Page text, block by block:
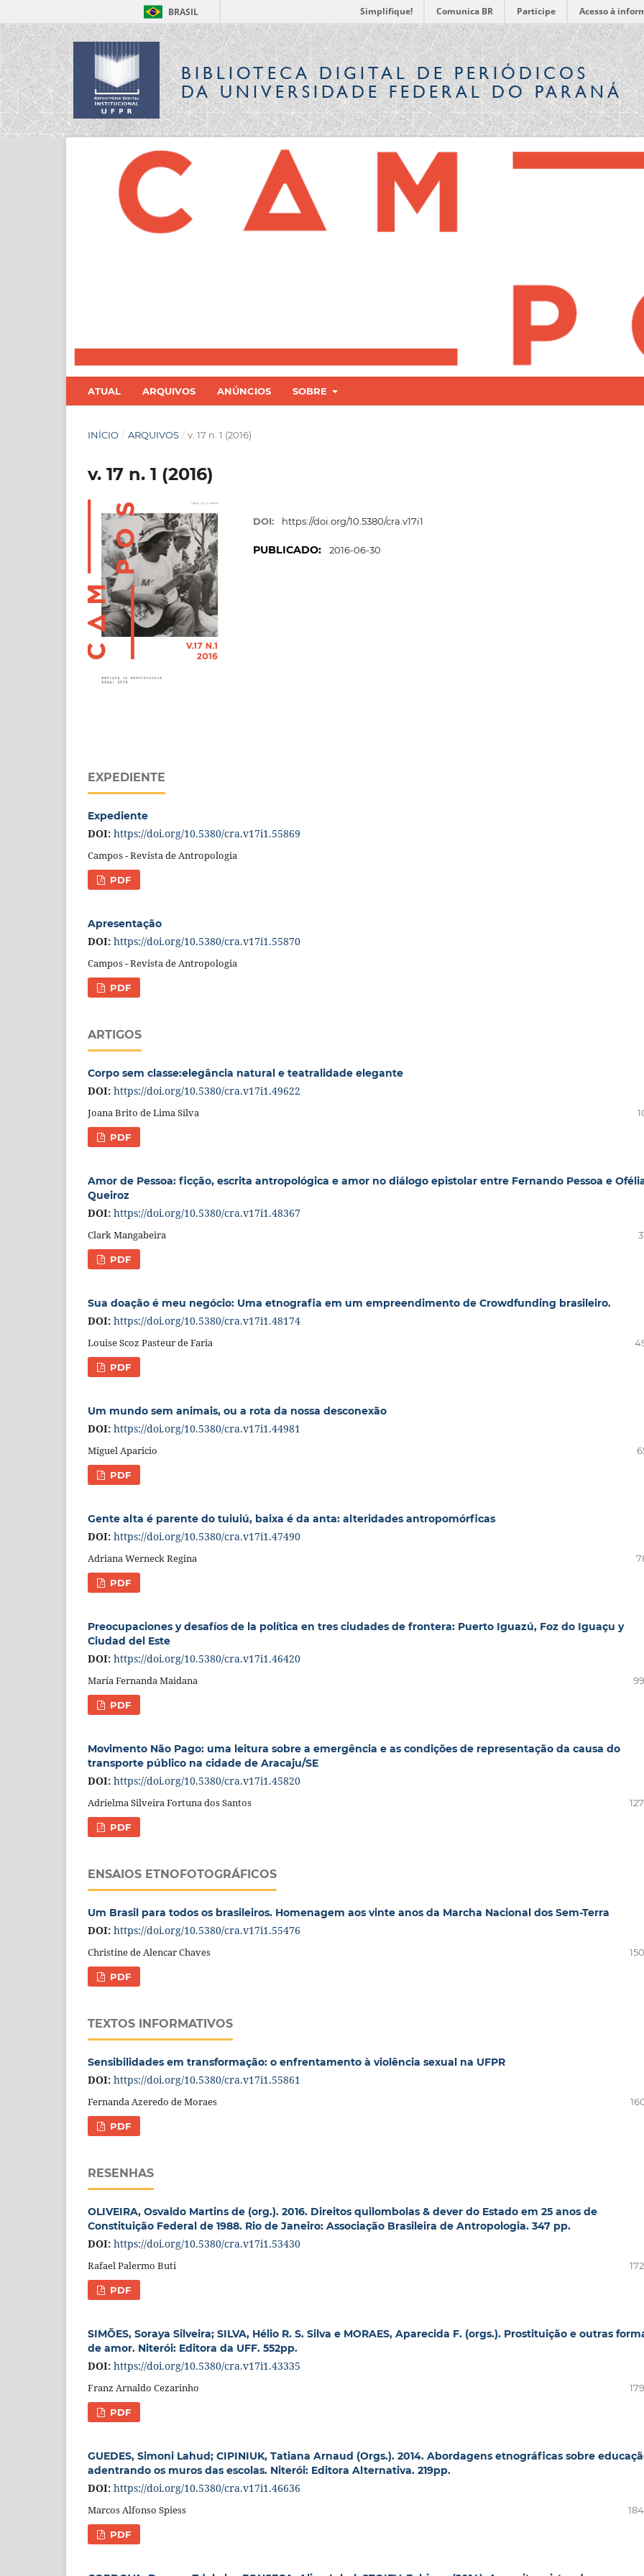
BRASIL Simplifique! Comunica BR Participe Acesso à
BIBLIOTECA DIGITALDE PERIÓDICOS
DA UNIVERSIDADE FEDERAL DO PARANÁ
ATUAL ARQUIVOS ANÚNCIOS SOBRE
INÍCIO / ARQUIVOS / v. 17 n. 1 (2016)
v. 17 n. 1 (2016)
DOI: https://doi.org/10.5380/cra.v17i1
PUBLICADO: 2016-06-30
EXPEDIENTE
Expediente
DOI: https://doi.org/10.5380/cra.v17i1.55869
Campos - Revista de Antropologia
PDF
Apresentação
DOI: https://doi.org/10.5380/cra.v17i1.55870
Campos - Revista de Antropologia
PDF
ARTIGOS
Corpo sem classe:elegância natural e teatralidade elegante
DOI: https://doi.org/10.5380/cra.v17i1.49622
Joana Brito de Lima Silva
PDF
Amor de Pessoa: ficção, escrita antropológica e amor no diálogo epistolar entre Fernando Pessoa e
Queiroz
DOI: https://doi.org/10.5380/cra.v17i1.48367
Clark Mangabeira
PDF
Sua doação é meu negócio: Uma etnografia em um empreendimento de Crowdfunding brasileiro.
DOI: https://doi.org/10.5380/cra.v17i1.48174
Louise Scoz Pasteur de Faria
PDF
Um mundo sem animais, ou a rota da nossa desconexão
DOI: https://doi.org/10.5380/cra.v17i1.44981
Miguel Aparicio
PDF
Gente alta é parente do tuiuiú, baixa é da anta: alteridades antropomórficas
DOI: https://doi.org/10.5380/cra.v17i1.47490
Adriana Werneck Regina
PDF
Preocupaciones y desafíos de la política en tres ciudades de frontera: Puerto Iguazú, Foz do Iguaçu y
Ciudad del Este
DOI: https://doi.org/10.5380/cra.v17i1.46420
María Fernanda Maidana
PDF
Movimento Não Pago: uma leitura sobre a emergência e as condições de representação da causa do
transporte público na cidade de Aracaju/SE
DOI: https://doi.org/10.5380/cra.v17i1.45820
Adrielma Silveira Fortuna dos Santos
PDF
ENSAIOS ETNOFOTOGRÁFICOS
Um Brasil para todos os brasileiros. Homenagem aos vinte anos da Marcha Nacional dos Sem-Terra
DOI: https://doi.org/10.5380/cra.v17i1.55476
Christine de Alencar Chaves
PDF
TEXTOS INFORMATIVOS
Sensibilidades em transformação: o enfrentamento à violência sexual na UFPR
DOI: https://doi.org/10.5380/cra.v17i1.55861
Fernanda Azeredo de Moraes
PDF
RESENHAS
OLIVEIRA, Osvaldo Martins de (org.). 2016. Direitos quilombolas & dever do Estado em 25 anos de
Constituição Federal de 1988. Rio de Janeiro: Associação Brasileira de Antropologia. 347 pp.
DOI: https://doi.org/10.5380/cra.v17i1.53430
Rafael Palermo Buti
PDF
SIMÕES, Soraya Silveira; SILVA, Hélio R. S. Silva e MORAES, Aparecida F. (orgs.). Prostituição e outras
de amor. Niterói: Editora da UFF. 552pp.
DOI: https://doi.org/10.5380/cra.v17i1.43335
Franz Arnaldo Cezarinho
PDF
GUEDES, Simoni Lahud; CIPINIUK, Tatiana Arnaud (Orgs.). 2014. Abordagens etnográficas sobre
adentrando os muros das escolas. Niterói: Editora Alternativa. 219pp.
DOI: https://doi.org/10.5380/cra.v17i1.46636
Marcos Alfonso Spiess
PDF